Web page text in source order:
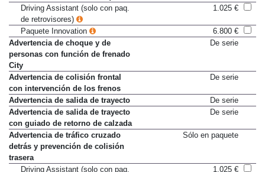
entorno lateral del vehículo)
Driving Assistant (solo con paq.
de retrovisores)
Paquete Innovation
6.800 €
Advertencia de choque y de
personas con función de frenado
City
Advertencia de colisión frontal
con intervención de los frenos
Advertencia de salida de trayecto
De serie
Advertencia de salida de trayecto
con guiado de retorno de calzada
Advertencia de tráfico cruzado
detrás y prevención de colisión
trasera